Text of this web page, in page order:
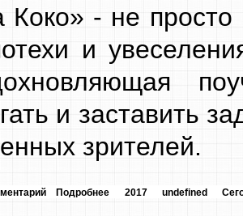
Коко» - не
и
и заставить
зрителей.
2017 undefined
Подробнее